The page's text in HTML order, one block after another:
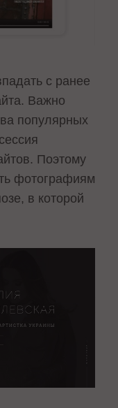
с ранее
Важно
популярных
Поэтому
фотографиям
в которой